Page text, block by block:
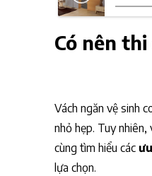
Có nên
Vách ngăn vệ sinh
nhỏ hẹp. Tuy
cùng tìm hiểu các
lựa chọn.